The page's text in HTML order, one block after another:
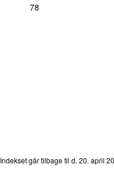
78
Indekset går tilbage til d. 20. april